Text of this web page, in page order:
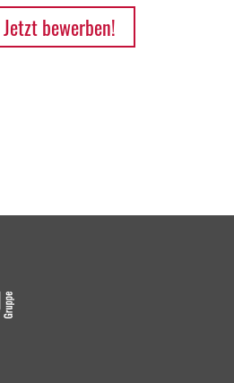
Jetzt bewerben!